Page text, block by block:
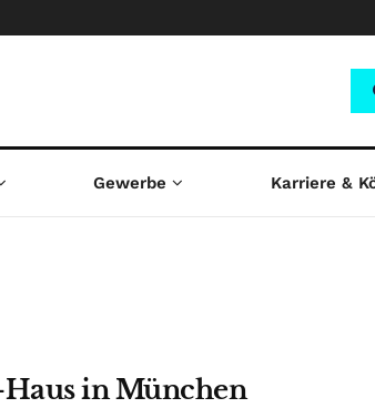
Gewerbe Karriere &
in München